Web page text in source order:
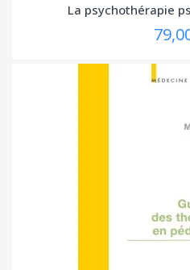
La psychothérapie